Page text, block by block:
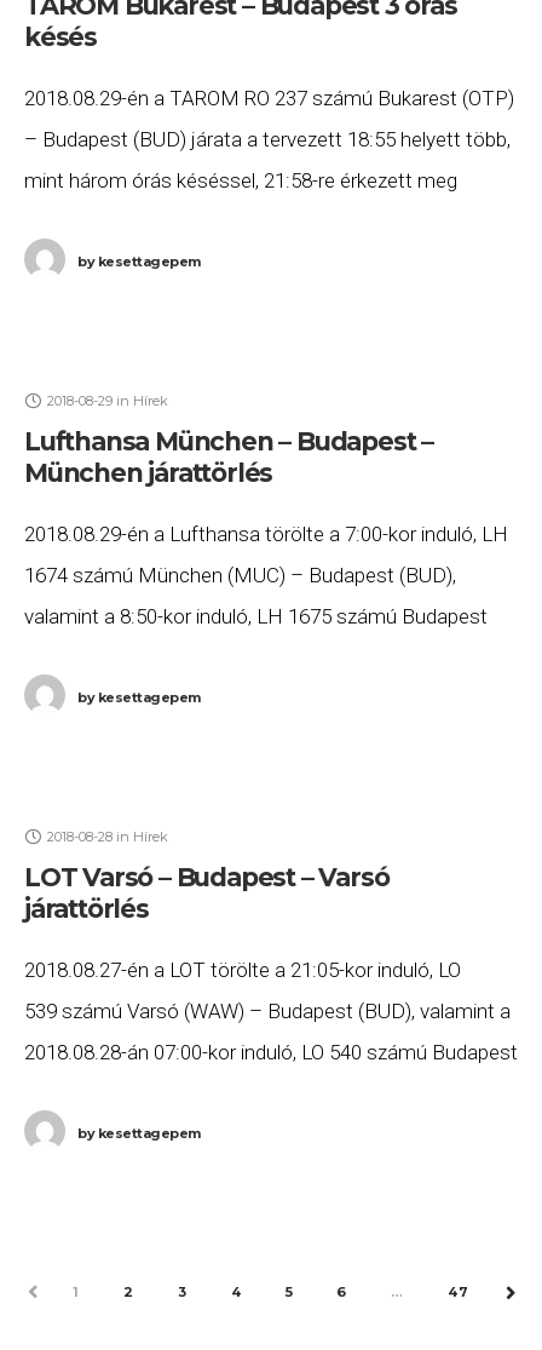
késés
2018.08.29-én a TAROM RO 237 számú Bukarest (OTP)
– Budapest (BUD) járata a tervezett 18:55 helyett több,
mint három órás késéssel, 21:58-re érkezett meg
bykesettagepem
2018-08-29 in Hírek
Lufthansa München – Budapest –
München járattörlés
2018.08.29-én a Lufthansa törölte a 7:00-kor induló, LH
1674 számú München (MUC) – Budapest (BUD),
valamint a 8:50-kor induló, LH 1675 számú Budapest
bykesettagepem
2018-08-28 in Hírek
LOT Varsó – Budapest – Varsó
járattörlés
2018.08.27-én a LOT törölte a 21:05-kor induló, LO
539 számú Varsó (WAW) – Budapest (BUD), valamint a
2018.08.28-án 07:00-kor induló, LO 540 számú Budapest
bykesettagepem
PREV1 2 3 4 5 6 … 47